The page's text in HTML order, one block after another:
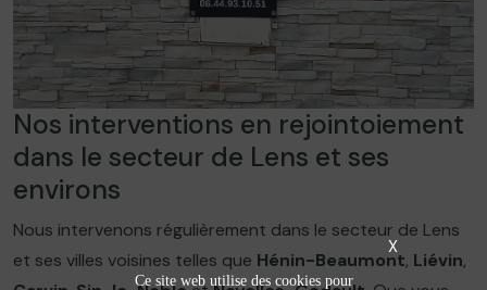
Nos interventions en rejointoiement
dans le secteur de Lens et ses
environs
Nous intervenons régulièrement dans le secteur de Lens
et ses villes voisines telles que Hénin-Beaumont, Liévin,
X
Ce site web utilise des cookies pour